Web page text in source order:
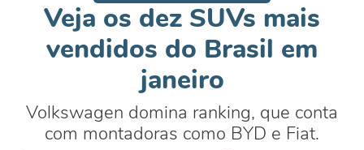
Veja os dez SUVs mais
vendidos do Brasil em
janeiro
Volkswagen domina ranking, que conta
com montadoras como BYD e Fiat.